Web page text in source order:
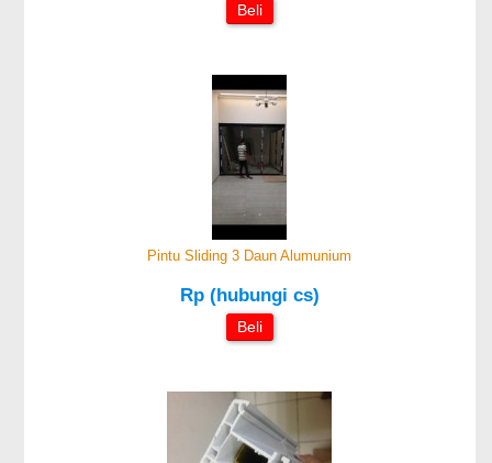
Beli
Pintu Sliding 3 Daun Alumunium
Rp (hubungi cs)
Beli